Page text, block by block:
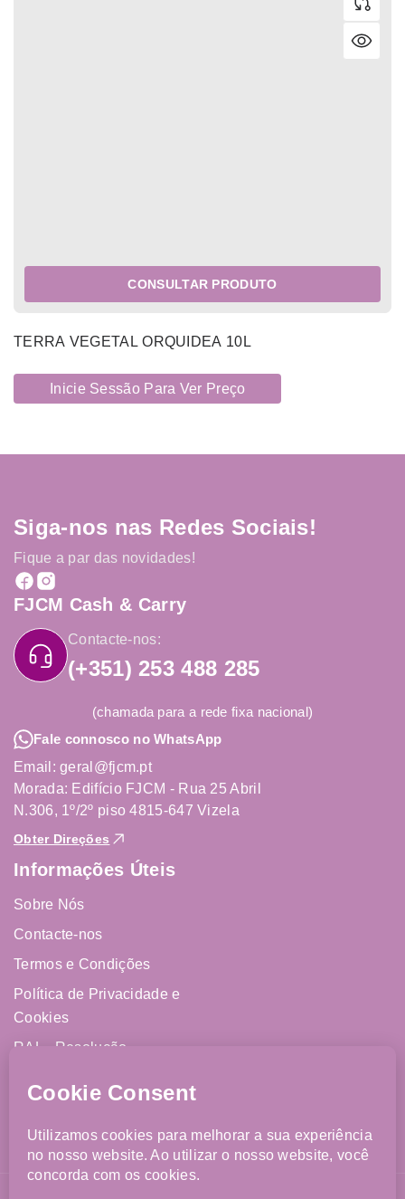
CONSULTAR PRODUTO
TERRA VEGETAL ORQUIDEA 10L
Inicie Sessão Para Ver Preço
Siga-nos nas Redes Sociais!
Fique a par das novidades!
FJCM Cash & Carry
Contacte-nos:
(+351) 253 488 285
(chamada para a rede fixa nacional)
Fale connosco no WhatsApp
Email: geral@fjcm.pt
Morada: Edifício FJCM - Rua 25 Abril
N.306, 1º/2º piso 4815-647 Vizela
Obter Direções
Informações Úteis
Sobre Nós
Contacte-nos
Termos e Condições
Política de Privacidade e
Cookies
RAL - Resolução
Livro de Reclamações